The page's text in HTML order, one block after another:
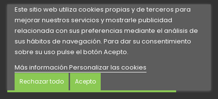
Este sitio web utiliza cookies propias y de terceros para
mejorar nuestros servicios y mostrarle publicidad
relacionada con sus preferencias mediante el análisis de
sus hábitos de navegación. Para dar su consentimiento
sobre su uso pulse el botón Acepto.
Más información Personalizar las cookies
Rechazar todo Acepto